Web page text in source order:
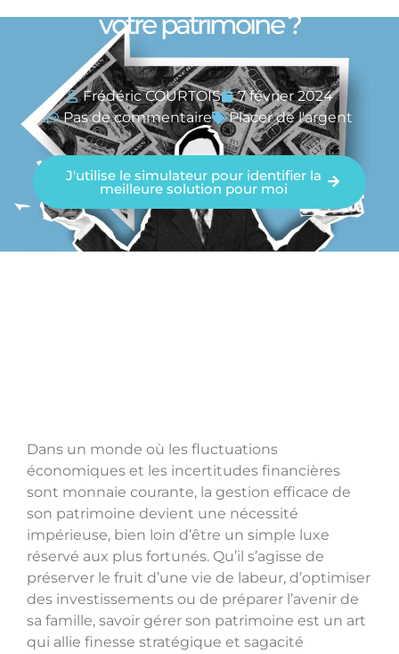
votre patrimoine ?
Frédéric COURTOIS
7 février 2024
Pas de commentaire
Placer de l'argent
J'utilise le simulateur pour identifier la
meilleure solution pour moi
Dans un monde où les fluctuations
économiques et les incertitudes financières
sont monnaie courante, la gestion efficace de
son patrimoine devient une nécessité
impérieuse, bien loin d’être un simple luxe
réservé aux plus fortunés. Qu’il s’agisse de
préserver le fruit d’une vie de labeur, d’optimiser
des investissements ou de préparer l’avenir de
sa famille, savoir gérer son patrimoine est un art
qui allie finesse stratégique et sagacité